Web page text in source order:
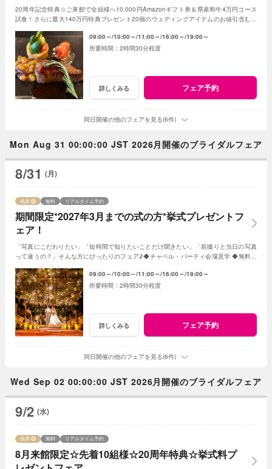
20周年記念特典☆ご来館で全組様へ10,000円Amazonギフト券＆県産和牛4万円コース
試食！さらに最大140万円特典プレゼント20個のウェディングアイテムのお値引含むプ
09:00～ 10:00～ 11:00～ 16:00～ 19:00～
2時間30分程度
詳しくみる フェア予約
同日開催の他のフェアを見る(6件)
Mon Aug 31 00:00:00 JST 2026月開催のブライダルフェア
8/31 (月)
期間限定*2027年3月までの式の方*挙式プレゼントフ
ェア！
残席 無料 リアルタイム予約
「写真にこだわりたい」「短時間で知りたいことだけ聞きたい」「前撮りと当日の写真
って違うの？」そんな方にぴったりのフェア♪◆チャペル・パーティ会場見学 ◆無料フ
09:00～ 10:00～ 11:00～ 16:00～ 19:00～
2時間30分程度
詳しくみる フェア予約
同日開催の他のフェアを見る(6件)
Wed Sep 02 00:00:00 JST 2026月開催のブライダルフェア
9/2 (水)
8月来館限定☆先着10組様☆20周年特典☆挙式料プ
残席 無料 リアルタイム予約